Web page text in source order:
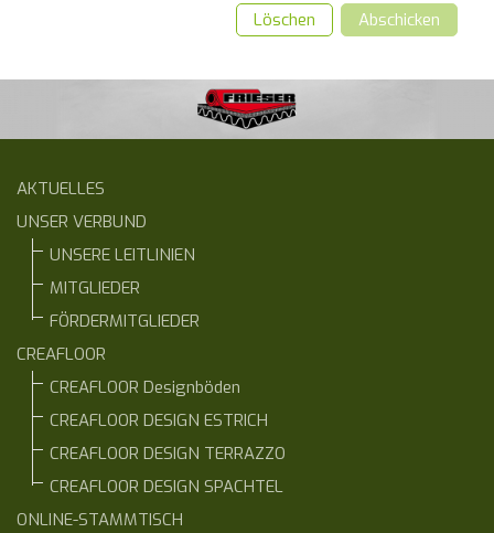
Löschen Abschicken
AKTUELLES
UNSER VERBUND
UNSERE LEITLINIEN
MITGLIEDER
FÖRDERMITGLIEDER
CREAFLOOR
CREAFLOOR Designböden
CREAFLOOR DESIGN ESTRICH
CREAFLOOR DESIGN TERRAZZO
CREAFLOOR DESIGN SPACHTEL
ONLINE-STAMMTISCH